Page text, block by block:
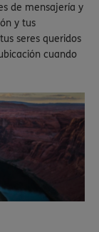
de mensajería y
y tus
seres queridos
cuando